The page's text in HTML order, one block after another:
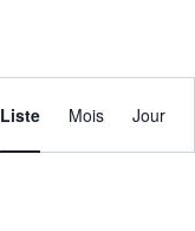
Liste Mois Jour